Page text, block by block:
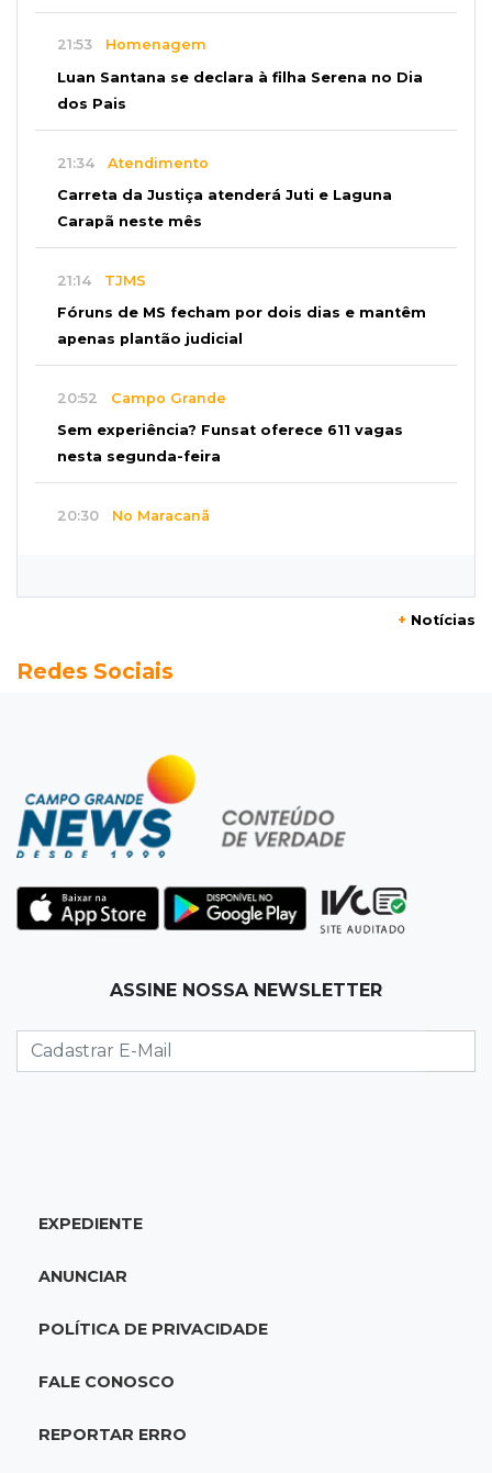
21:53 Homenagem
Luan Santana se declara à filha Serena no Dia
dos Pais
21:34 Atendimento
Carreta da Justiça atenderá Juti e Laguna
Carapã neste mês
21:14 TJMS
Fóruns de MS fecham por dois dias e mantêm
apenas plantão judicial
20:52 Campo Grande
Sem experiência? Funsat oferece 611 vagas
nesta segunda-feira
20:30 No Maracanã
Seleções em MS têm salários de até R$ 8,2 mil;
Jardim Itatiaia
Vigia é amarrado durante roubo de carro e
dois caminhões em pátio
Corinthians vence Bragantino por 2 a 0 e sobe
para 7º no Brasileirão
Na Vila Belmiro
lugar no Brasileirão
18:33Em 2022
adolescente atropelada no Amazonas
18:15 Nubank Parque
+ Notícias
Redes Sociais
ASSINE NOSSA NEWSLETTER
EXPEDIENTE
ANUNCIAR
POLÍTICA DE PRIVACIDADE
FALE CONOSCO
REPORTAR ERRO